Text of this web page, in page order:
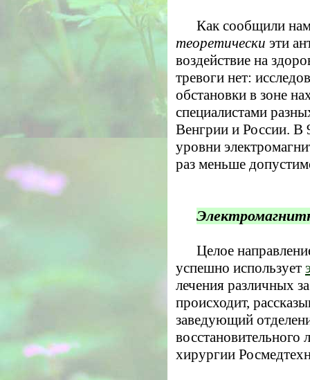
Как сообщили
теоретически эти
воздействие на
тревоги нет:
обстановки в зоне
специалистами
Венгрии и России. В
уровни
раз меньше
Целое
успешно использует
лечения различных
происходит,
заведующий
хирургии